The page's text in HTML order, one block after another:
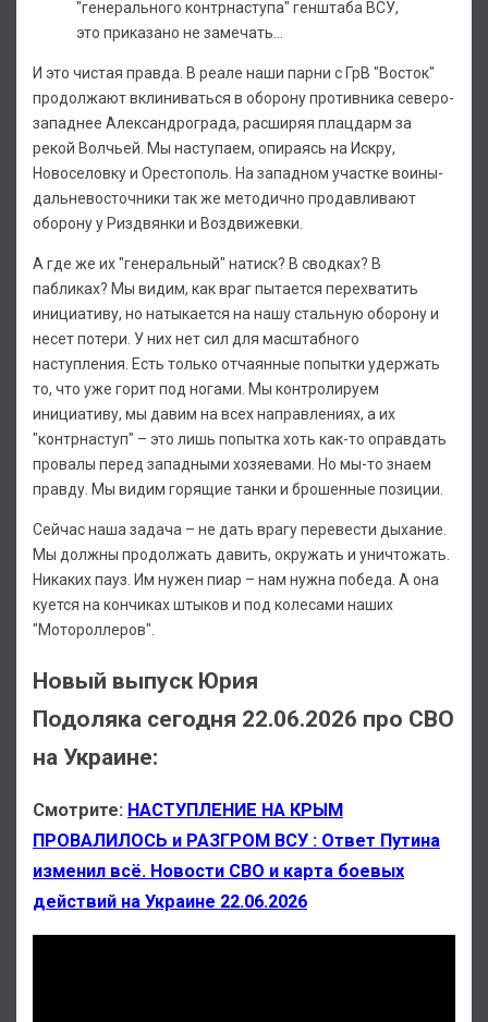
"генерального контрнаступа" генштаба ВСУ,
это приказано не замечать…
И это чистая правда. В реале наши парни с ГрВ "Восток"
продолжают вклиниваться в оборону противника северо-
западнее Александрограда, расширяя плацдарм за
рекой Волчьей. Мы наступаем, опираясь на Искру,
Новоселовку и Орестополь. На западном участке воины-
дальневосточники так же методично продавливают
оборону у Риздвянки и Воздвижевки.
А где же их "генеральный" натиск? В сводках? В
пабликах? Мы видим, как враг пытается перехватить
инициативу, но натыкается на нашу стальную оборону и
несет потери. У них нет сил для масштабного
наступления. Есть только отчаянные попытки удержать
то, что уже горит под ногами. Мы контролируем
инициативу, мы давим на всех направлениях, а их
"контрнаступ" – это лишь попытка хоть как-то оправдать
провалы перед западными хозяевами. Но мы-то знаем
правду. Мы видим горящие танки и брошенные позиции.
Сейчас наша задача – не дать врагу перевести дыхание.
Мы должны продолжать давить, окружать и уничтожать.
Никаких пауз. Им нужен пиар – нам нужна победа. А она
куется на кончиках штыков и под колесами наших
"Мотороллеров".
Новый выпуск Юрия
Подоляка сегодня 22.06.2026 про СВО
на Украине:
Смотрите: НАСТУПЛЕНИЕ НА КРЫМ
ПРОВАЛИЛОСЬ и РАЗГРОМ ВСУ : Ответ Путина
изменил всё. Новости СВО и карта боевых
действий на Украине 22.06.2026